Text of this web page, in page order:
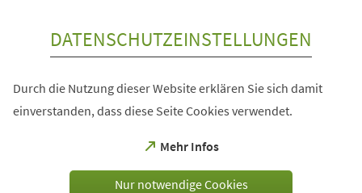
DATENSCHUTZEINSTELLUNGEN
Durch die Nutzung dieser Website erklären Sie sich damit
einverstanden, dass diese Seite Cookies verwendet.
Mehr Infos
(Öffnet
einem
Nur notwendige Cookies